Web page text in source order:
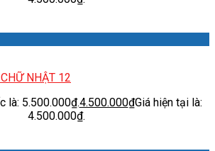
NHẬT 12
là: 5.500.000₫.4.500.000₫Giá hiện tại là:
4.500.000₫.